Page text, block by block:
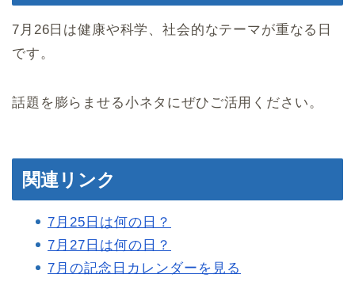
7月26日は健康や科学、社会的なテーマが重なる日
です。
話題を膨らませる小ネタにぜひご活用ください。
関連リンク
7月25日は何の日？
7月27日は何の日？
7月の記念日カレンダーを見る